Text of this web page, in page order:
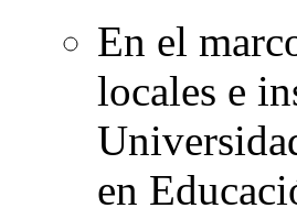
En el
locales e
en